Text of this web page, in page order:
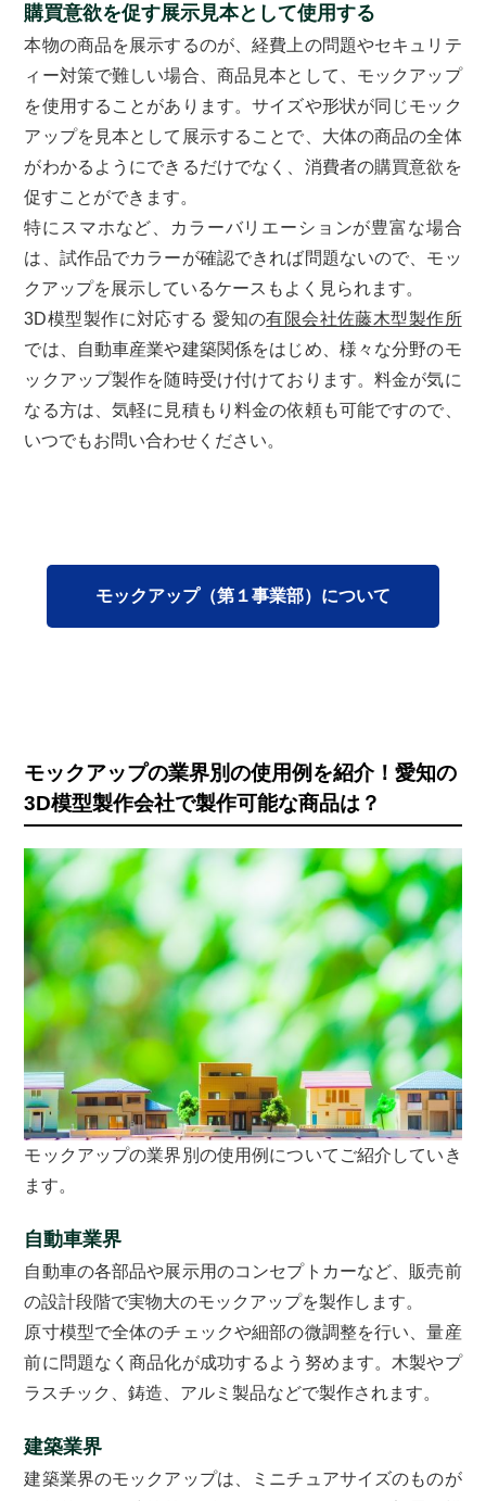
購買意欲を促す展示見本として使用する
本物の商品を展示するのが、経費上の問題やセキュリテ
ィー対策で難しい場合、商品見本として、モックアップ
を使用することがあります。サイズや形状が同じモック
アップを見本として展示することで、大体の商品の全体
がわかるようにできるだけでなく、消費者の購買意欲を
促すことができます。
特にスマホなど、カラーバリエーションが豊富な場合
は、試作品でカラーが確認できれば問題ないので、モッ
クアップを展示しているケースもよく見られます。
3D模型製作に対応する 愛知の有限会社佐藤木型製作所
では、自動車産業や建築関係をはじめ、様々な分野のモ
ックアップ製作を随時受け付けております。料金が気に
なる方は、気軽に見積もり料金の依頼も可能ですので、
いつでもお問い合わせください。
モックアップ（第１事業部）について
モックアップの業界別の使用例を紹介！愛知の
3D模型製作会社で製作可能な商品は？
モックアップの業界別の使用例についてご紹介していき
ます。
自動車業界
自動車の各部品や展示用のコンセプトカーなど、販売前
の設計段階で実物大のモックアップを製作します。
原寸模型で全体のチェックや細部の微調整を行い、量産
前に問題なく商品化が成功するよう努めます。木製やプ
ラスチック、鋳造、アルミ製品などで製作されます。
建築業界
建築業界のモックアップは、ミニチュアサイズのものが